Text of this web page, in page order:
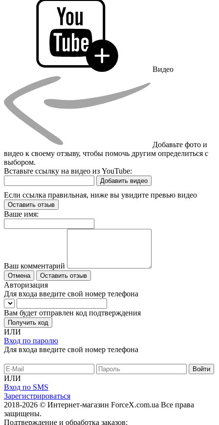
Видео
Добавьте фото и
видео к своему отзыву, чтобы помочь другим определиться с
выбором.
Вставьте ссылку на видео из YouTube:
Добавить видео
Если ссылка правильная, ниже вы увидите превью видео
Оставить отзыв
Ваше имя:
Ваш комментарий
Отмена Оставить отзыв
Авторизация
Для входа введите свой номер телефона
Вам будет отправлен код подтверждения
Получить код
ИЛИ
Вход по паролю
Для входа введите свой номер телефона
ИЛИ
Вход по SMS
Зарегистрироваться
2018-2026 © Интернет-магазин ForceX.com.ua Все права
защищены.
Подтверждение и обработка заказов: